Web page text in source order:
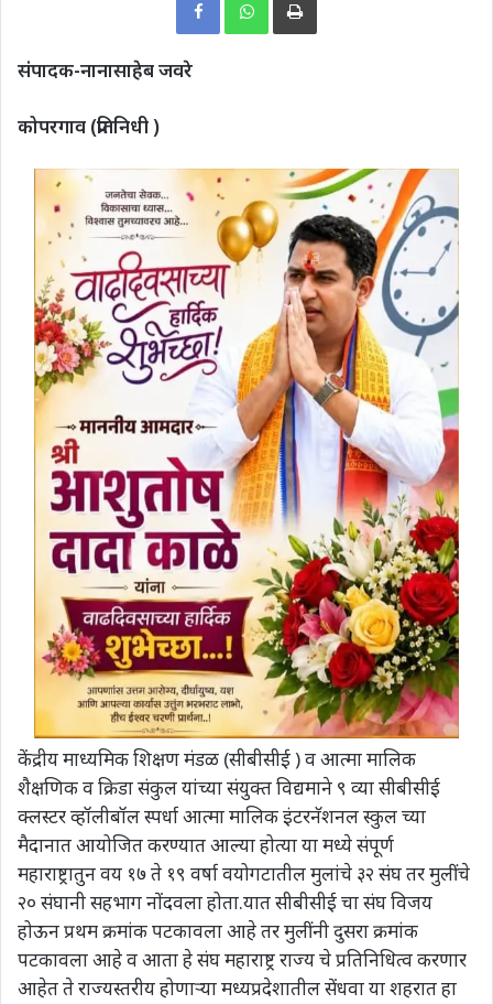
संपादक-नानासाहेब जवरे
कोपरगाव (प्रतिनिधी )
केंद्रीय माध्यमिक शिक्षण मंडळ (सीबीसीई ) व आत्मा मालिक
शैक्षणिक व क्रिडा संकुल यांच्या संयुक्त विद्यमाने ९ व्या सीबीसीई
क्लस्टर व्हॉलीबॉल स्पर्धा आत्मा मालिक इंटरनॅशनल स्कुल च्या
मैदानात आयोजित करण्यात आल्या होत्या या मध्ये संपूर्ण
महाराष्ट्रातुन वय १७ ते १९ वर्षा वयोगटातील मुलांचे ३२ संघ तर मुलींचे
२० संघानी सहभाग नोंदवला होता.यात सीबीसीई चा संघ विजय
होऊन प्रथम क्रमांक पटकावला आहे तर मुलींनी दुसरा क्रमांक
पटकावला आहे व आता हे संघ महाराष्ट्र राज्य चे प्रतिनिधित्व करणार
आहेत ते राज्यस्तरीय होणाऱ्या मध्यप्रदेशातील सेंधवा या शहरात हा